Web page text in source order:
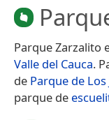
Parque Zarzalito
Valle del Cauca.
de Parque de
parque de